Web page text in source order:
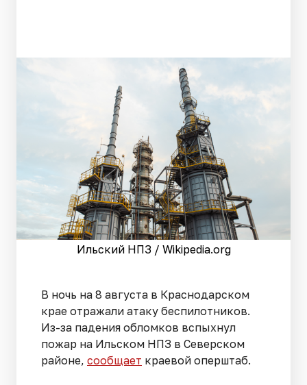
Ильский НПЗ / Wikipedia.org
В ночь на 8 августа в Краснодарском
крае отражали атаку беспилотников.
Из-за падения обломков вспыхнул
пожар на Ильском НПЗ в Северском
районе, сообщает краевой оперштаб.